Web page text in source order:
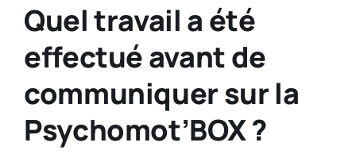
Quel travail a été
effectué avant de
communiquer sur la
Psychomot’BOX ?